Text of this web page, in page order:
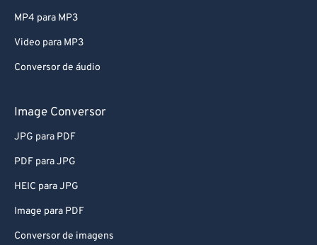
MP4 para MP3
Video para MP3
Conversor de áudio
Image Conversor
JPG para PDF
PDF para JPG
HEIC para JPG
Image para PDF
Conversor de imagens